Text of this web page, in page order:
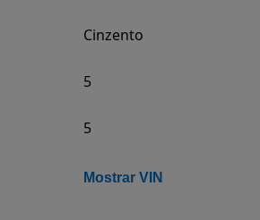
Cinzento
5
5
Mostrar VIN